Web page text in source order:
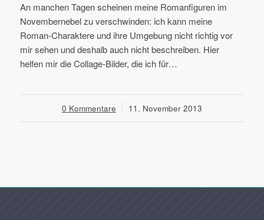
An manchen Tagen scheinen meine Romanfiguren im
Novembernebel zu verschwinden: ich kann meine
Roman-Charaktere und ihre Umgebung nicht richtig vor
mir sehen und deshalb auch nicht beschreiben. Hier
helfen mir die Collage-Bilder, die ich für…
0 Kommentare
/ 11. November 2013